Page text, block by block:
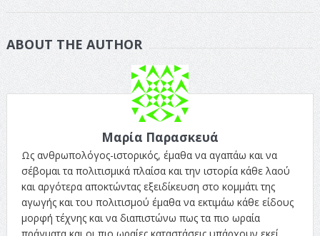
ABOUT THE AUTHOR
Μαρία Παρασκευά
Ως ανθρωπολόγος-ιστορικός, έμαθα να αγαπάω και να
σέβομαι τα πολιτισμικά πλαίσα και την ιστορία κάθε λαού
και αργότερα αποκτώντας εξειδίκευση στο κομμάτι της
αγωγής και του πολιτισμού έμαθα να εκτιμάω κάθε είδους
μορφή τέχνης και να διαπιστώνω πως τα πιο ωραία